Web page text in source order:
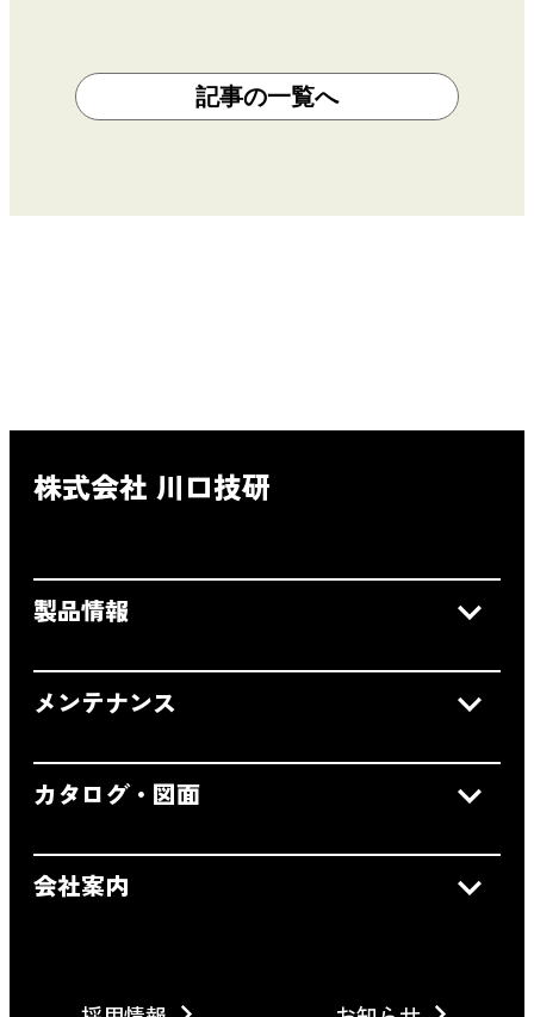
記事の一覧へ
株式会社 川口技研
製品情報
メンテナンス
カタログ・図面
会社案内